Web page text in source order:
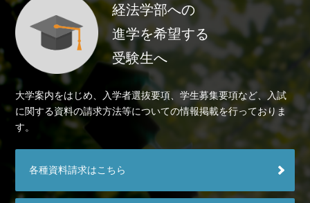
経法学部への
進学を希望する
受験生へ
大学案内をはじめ、入学者選抜要項、学生募集要項など、入試
に関する資料の請求方法等についての情報掲載を行っておりま
す。
各種資料請求はこちら